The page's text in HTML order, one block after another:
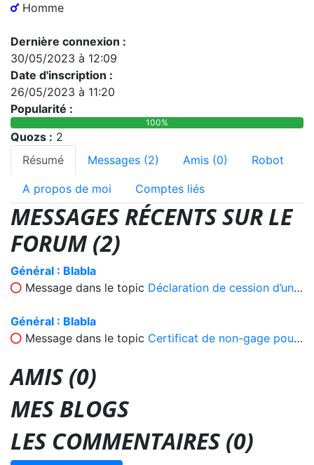
Homme
Dernière connexion :
30/05/2023 à 12:09
Date d'inscription :
26/05/2023 à 11:20
Popularité :
100%
Quozs : 2
Résumé
Messages (2) Amis (0) Robot
A propos de moi Comptes liés
MESSAGES RÉCENTS SUR LE
FORUM (2)
Général : Blabla
Message dans le topic Déclaration de cession d’un véhicule d’occasion à vendre
Général : Blabla
Message dans le topic Certificat de non-gage pour vente d’une voiture d’occasion
AMIS (0)
MES BLOGS
LES COMMENTAIRES (0)